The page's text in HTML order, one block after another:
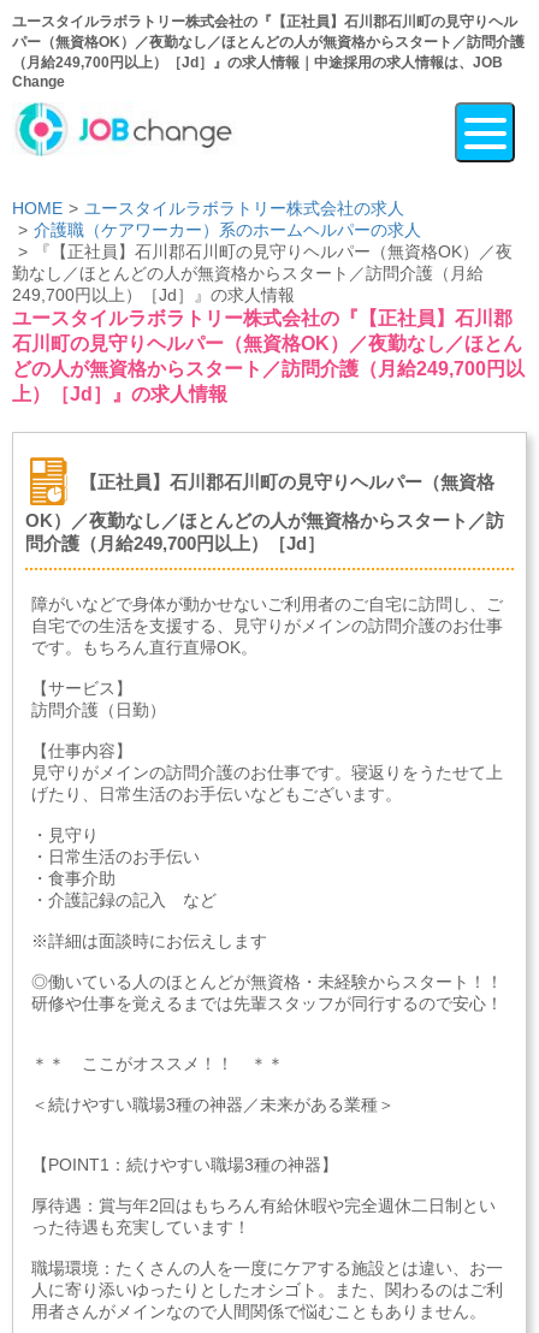
ユースタイルラボラトリー株式会社の『【正社員】石川郡石川町の見守りヘル
パー（無資格OK）／夜勤なし／ほとんどの人が無資格からスタート／訪問介護
（月給249,700円以上）［Jd］』の求人情報｜中途採用の求人情報は、JOB
Change
HOME
ユースタイルラボラトリー株式会社の求人
介護職（ケアワーカー）系のホームヘルパーの求人
『【正社員】石川郡石川町の見守りヘルパー（無資格OK）／夜
勤なし／ほとんどの人が無資格からスタート／訪問介護（月給
249,700円以上）［Jd］』の求人情報
ユースタイルラボラトリー株式会社の『【正社員】石川郡
石川町の見守りヘルパー（無資格OK）／夜勤なし／ほとん
どの人が無資格からスタート／訪問介護（月給249,700円以
上）［Jd］』の求人情報
【正社員】石川郡石川町の見守りヘルパー（無資格
OK）／夜勤なし／ほとんどの人が無資格からスタート／訪
問介護（月給249,700円以上）［Jd］
障がいなどで身体が動かせないご利用者のご自宅に訪問し、ご
自宅での生活を支援する、見守りがメインの訪問介護のお仕事
です。もちろん直行直帰OK。
【サービス】
訪問介護（日勤）
【仕事内容】
見守りがメインの訪問介護のお仕事です。寝返りをうたせて上
げたり、日常生活のお手伝いなどもございます。
・見守り
・日常生活のお手伝い
・食事介助
・介護記録の記入 など
※詳細は面談時にお伝えします
◎働いている人のほとんどが無資格・未経験からスタート！！
研修や仕事を覚えるまでは先輩スタッフが同行するので安心！
＊＊ ここがオススメ！！ ＊＊
＜続けやすい職場3種の神器／未来がある業種＞
【POINT1：続けやすい職場3種の神器】
厚待遇：賞与年2回はもちろん有給休暇や完全週休二日制とい
った待遇も充実しています！
職場環境：たくさんの人を一度にケアする施設とは違い、お一
人に寄り添いゆったりとしたオシゴト。また、関わるのはご利
用者さんがメインなので人間関係で悩むこともありません。